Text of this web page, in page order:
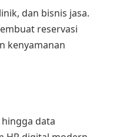
dan bisnis jasa.
reservasi
kenyamanan
data